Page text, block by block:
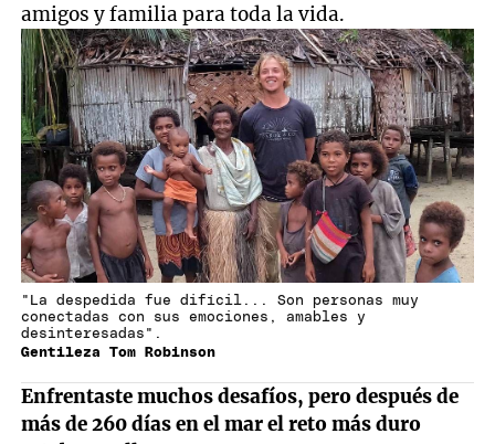
amigos y familia para toda la vida.
Gentileza Tom Robinson
"La despedida fue difícil... Son personas muy
conectadas con sus emociones, amables y
desinteresadas".
Enfrentaste muchos desafíos, pero después de
más de 260 días en el mar el reto más duro